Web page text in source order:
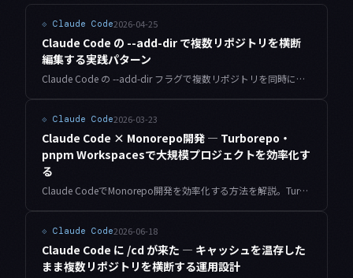
⟐ Claude Code2026-04-25
Claude Code の --add-dir で複数リポジトリを横断
編集する実践パターン
Claude Code の --add-dir フラグで複数リポジトリを同時に編集する具体的な手順。フロントエンドとバックエンドをまたぐ API 変更、monorepo 化していない複数サービスの一括修正などを安全に進めるコツをまとめます。
⟐ Claude Code2026-03-23
Claude Code × Monorepo開発 — Turborepo・
pnpm Workspacesで大規模プロジェクトを効率化す
る
Claude CodeでMonorepo開発を効率化する方法を解説。Turborepo・pnpm Workspaces環境でのCLAUDE.md設定、パッケージ横断のリファクタリング、依存関係管理のベストプラクティスを実践的に紹介します。
⟐ Claude Code2026-06-18
Claude Code に /cd が来た — キャッシュを温存した
まま複数リポジトリを横断する運用設計